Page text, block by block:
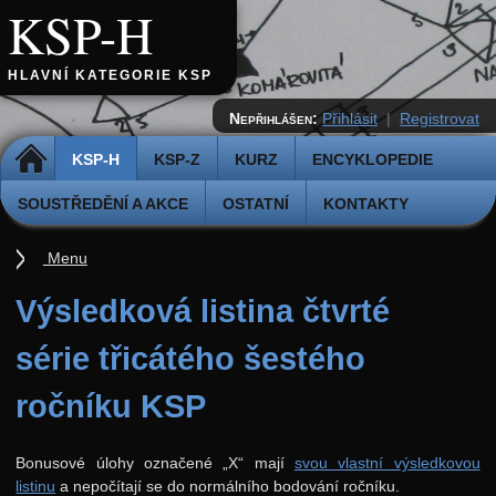
KSP-H
HLAVNÍ KATEGORIE KSP
DOMŮ KSP-H KSP-Z KURZ ENCYKLOPEDIE
SOUSTŘEDĚNÍ A AKCE OSTATNÍ KONTAKTY
Nepřihlášen: Přihlásit | Registrovat
Výsledková listina čtvrté
série třicátého šestého
ročníku KSP
Bonusové úlohy označené „X“ mají svou vlastní výsledkovou
listinu a nepočítají se do normálního bodování ročníku.
Menu
Pravidla
Přihláška k řešení
Odevzdávátko
Archiv starších ročníků